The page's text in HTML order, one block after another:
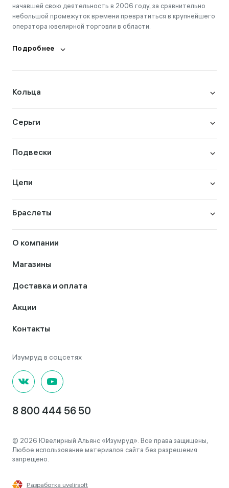
начавшей свою деятельность в 2006 году, за сравнительно
небольшой промежуток времени превратиться в крупнейшего
оператора ювелирной торговли в области.
Подробнее
Кольца
Серьги
Подвески
Цепи
Браслеты
О компании
Магазины
Доставка и оплата
Акции
Контакты
8 800 444 56 50
© 2026 Ювелирный Альянс «Изумруд». Все права защищены,
Любое использование материалов сайта без разрешения
запрещено.
Разработка uvelirsoft